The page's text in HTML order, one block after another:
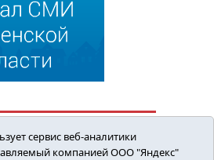
сервис веб-аналитики
компанией ООО "Яндекс"